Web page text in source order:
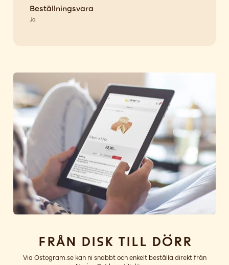
Beställningsvara
Ja
Från disk till dörr
Via Ostogram.se kan ni snabbt och enkelt beställa direkt från